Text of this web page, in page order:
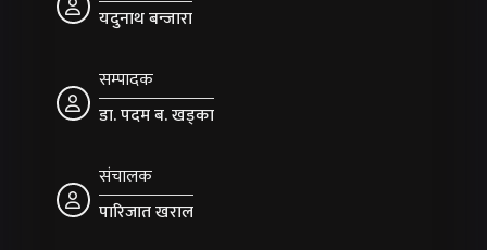
यदुनाथ बन्जारा
सम्पादक
डा. पदम ब. खड्का
संचालक
पारिजात खराल